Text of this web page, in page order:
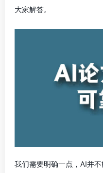
大家解答。
我们需要明确一点，AI并